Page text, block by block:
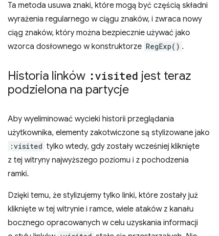
Ta metoda usuwa znaki, które mogą być częścią składni
wyrażenia regularnego w ciągu znaków, i zwraca nowy
ciąg znaków, który można bezpiecznie używać jako
wzorca dosłownego w konstruktorze RegExp() .
Historia linków :visited jest teraz
podzielona na partycje
Aby wyeliminować wycieki historii przeglądania
użytkownika, elementy zakotwiczone są stylizowane jako
:visited tylko wtedy, gdy zostały wcześniej kliknięte
z tej witryny najwyższego poziomu i z pochodzenia
ramki.
Dzięki temu, że stylizujemy tylko linki, które zostały już
kliknięte w tej witrynie i ramce, wiele ataków z kanału
bocznego opracowanych w celu uzyskania informacji